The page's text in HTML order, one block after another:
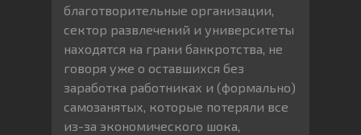
благотворительные организации,
сектор развлечений и университеты
находятся на грани банкротства, не
говоря уже о оставшихся без
заработка работниках и (формально)
самозанятых, которые потеряли все
из-за экономического шока,